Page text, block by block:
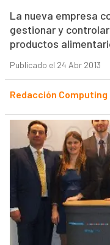
La nueva empresa
gestionar y
productos
Publicado el 24 Abr 2013
Redacción Computing